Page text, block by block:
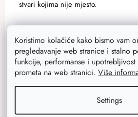
Koristimo kolačiće kako bismo vam
pregledavanje web stranice i stalno
funkcije, performanse i
prometa na web stranici. Više
Settings
6,60 €
8,20 €
ADD TO
stvari kojima nije mjesto.